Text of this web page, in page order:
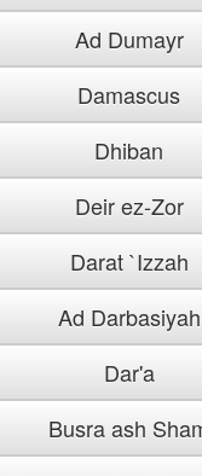
Ad Dumayr
Damascus
Dhiban
Deir ez-Zor
Darat `Izzah
Ad Darbasiyah
Dar'a
Busra ash